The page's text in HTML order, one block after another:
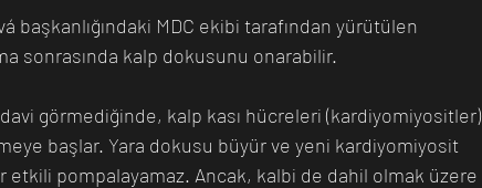
başkanlığındaki MDC ekibi tarafından yürütülen
sonrasında kalp dokusunu onarabilir.
görmediğinde, kalp kası hücreleri (kardiyomiyositler)
başlar. Yara dokusu büyür ve yeni kardiyomiyosit
etkili pompalayamaz. Ancak, kalbi de dahil olmak üzere